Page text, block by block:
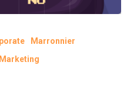
Marronnier